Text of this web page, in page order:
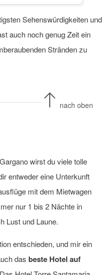
Sehenswürdigkeiten und
auch noch genug Zeit ein
Stränden zu
nach oben
wirst du viele tolle
entweder eine Unterkunft
mit dem Mietwagen
nur 1 bis 2 Nächte in
Lust und Laune.
entschieden, und mir ein
das beste Hotel auf